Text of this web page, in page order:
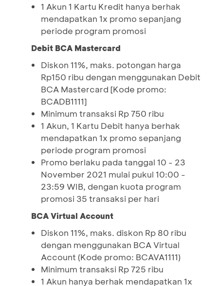
1 Akun 1 Kartu Kredit hanya berhak
mendapatkan 1x promo sepanjang
periode program promosi
Debit BCA Mastercard
Diskon 11%, maks. potongan harga
Rp150 ribu dengan menggunakan Debit
BCA Mastercard [Kode promo:
BCADB1111]
Minimum transaksi Rp 750 ribu
1 Akun, 1 Kartu Debit hanya berhak
mendapatkan 1x promo sepanjang
periode program promosi
Promo berlaku pada tanggal 10 - 23
November 2021 mulai pukul 10:00 -
23:59 WIB, dengan kuota program
promosi 35 transaksi per hari
BCA Virtual Account
Diskon 11%, maks. diskon Rp 80 ribu
dengan menggunakan BCA Virtual
Account (Kode promo: BCAVA1111)
Minimum transaksi Rp 725 ribu
1 Akun hanya berhak mendapatkan 1x